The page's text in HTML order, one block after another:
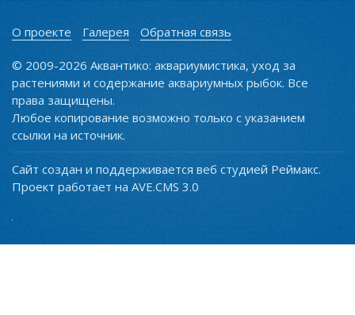
О проекте Галерея Обратная связь
© 2009-2026 Аквантико: аквариумистика, уход за
растениями и содержание аквариумных рыбок. Все
права защищены.
Любое копирование возможно только с указанием
ссылки на источник.
Сайт создан и поддерживается веб студией Реймакс.
Проект работает на AVE.CMS 3.0